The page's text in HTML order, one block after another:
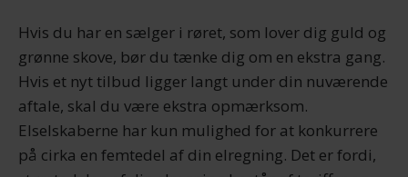
Hvis du har en sælger i røret, som lover dig guld og
grønne skove, bør du tænke dig om en ekstra gang.
Hvis et nyt tilbud ligger langt under din nuværende
aftale, skal du være ekstra opmærksom.
Elselskaberne har kun mulighed for at konkurrere
på cirka en femtedel af din elregning. Det er fordi,